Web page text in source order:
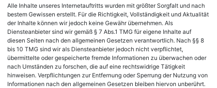
Alle Inhalte unseres Internetauftritts wurden mit größter Sorgfalt und nach
bestem Gewissen erstellt. Für die Richtigkeit, Vollständigkeit und Aktualität
der Inhalte können wir jedoch keine Gewähr übernehmen. Als
Diensteanbieter sind wir gemäß § 7 Abs.1 TMG für eigene Inhalte auf
diesen Seiten nach den allgemeinen Gesetzen verantwortlich. Nach §§ 8
bis 10 TMG sind wir als Diensteanbieter jedoch nicht verpflichtet,
übermittelte oder gespeicherte fremde Informationen zu überwachen oder
nach Umständen zu forschen, die auf eine rechtswidrige Tätigkeit
hinweisen. Verpflichtungen zur Entfernung oder Sperrung der Nutzung von
Informationen nach den allgemeinen Gesetzen bleiben hiervon unberührt.